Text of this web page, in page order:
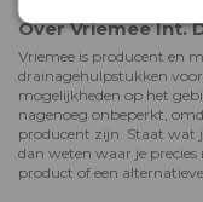
Over Vriemee Int.
Vriemee is producent en
drainagehulpstukken
mogelijkheden op het
nagenoeg onbeperkt,
producent zijn. Staat wat
dan weten waar je
product of een